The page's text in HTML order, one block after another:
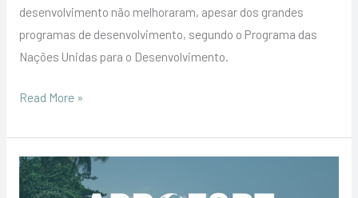
desenvolvimento não melhoraram, apesar dos grandes
programas de desenvolvimento, segundo o Programa das
Nações Unidas para o Desenvolvimento.
Read More »
APROFORT:
realidades